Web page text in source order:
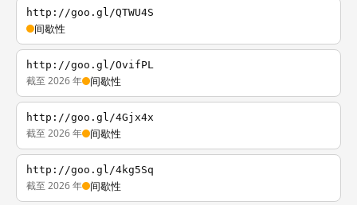
http://goo.gl/QTWU4S
间歇性
http://goo.gl/OvifPL
截至 2026 年 间歇性
http://goo.gl/4Gjx4x
截至 2026 年 间歇性
http://goo.gl/4kg5Sq
截至 2026 年 间歇性